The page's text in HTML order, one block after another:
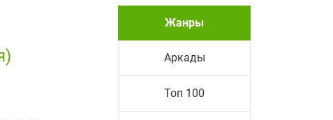
Жанры
Аркады
Топ 100